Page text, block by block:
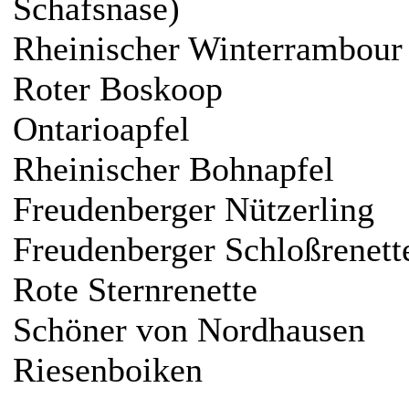
Schafsnase)
Rheinischer Winterrambour
Roter Boskoop
Ontarioapfel
Rheinischer Bohnapfel
Freudenberger Nützerling
Freudenberger
Rote Sternrenette
Schöner von Nordhausen
Riesenboiken